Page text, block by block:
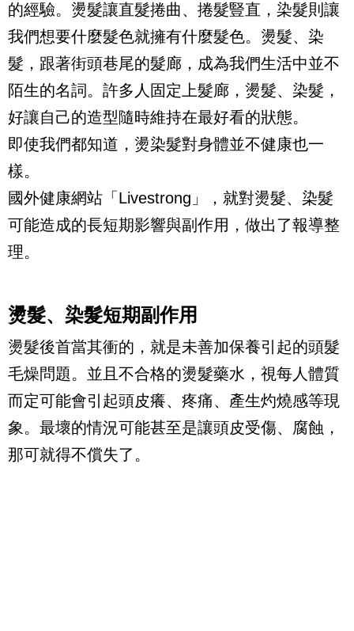
的經驗。燙髮讓直髮捲曲、捲髮豎直，染髮則讓
我們想要什麼髮色就擁有什麼髮色。燙髮、染
髮，跟著街頭巷尾的髮廊，成為我們生活中並不
陌生的名詞。許多人固定上髮廊，燙髮、染髮，
好讓自己的造型隨時維持在最好看的狀態。
即使我們都知道，燙染髮對身體並不健康也一
樣。
國外健康網站「 Livestrong 」，就對燙髮、染髮
可能造成的長短期影響與副作用，做出了報導整
理。
燙髮、染髮短期副作用
燙髮後首當其衝的，就是未善加保養引起的頭髮
毛燥問題。並且不合格的燙髮藥水，視每人體質
而定可能會引起頭皮癢、疼痛、產生灼燒感等現
象。最壞的情況可能甚至是讓頭皮受傷、腐蝕，
那可就得不償失了。